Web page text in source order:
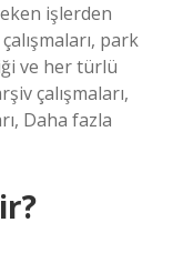
işlerden
park
ve her türlü
çalışmaları,
Daha fazla